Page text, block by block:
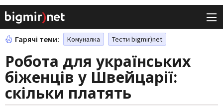
Гарячі теми: Комуналка Тести bigmir)net
Робота для українських
біженців у Швейцарії:
скільки платять